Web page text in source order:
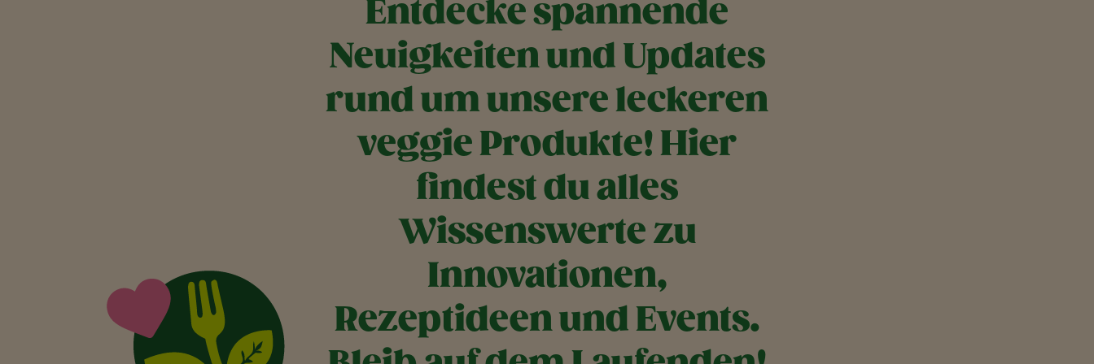
Entdecke spannende
Neuigkeiten und Updates
rund um unsere leckeren
veggie Produkte! Hier
findest du alles
Wissenswerte zu
Innovationen,
Rezeptideen und Events.